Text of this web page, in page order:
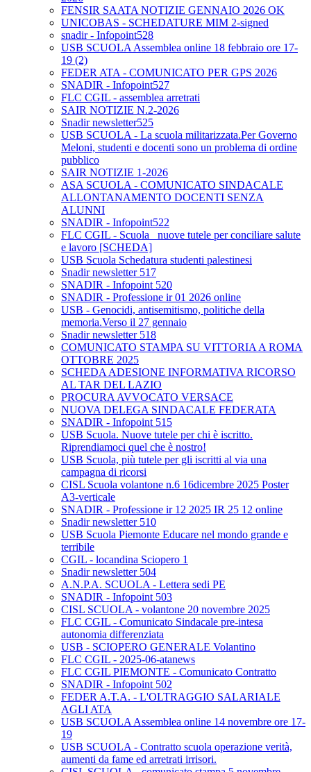
FENSIR SAATA NOTIZIE GENNAIO 2026 OK
UNICOBAS - SCHEDATURE MIM 2-signed
snadir - Infopoint528
USB SCUOLA Assemblea online 18 febbraio ore 17-
19 (2)
FEDER ATA - COMUNICATO PER GPS 2026
SNADIR - Infopoint527
FLC CGIL - assemblea arretrati
SAIR NOTIZIE N.2-2026
Snadir newsletter525
USB SCUOLA - La scuola militarizzata.Per Governo
Meloni, studenti e docenti sono un problema di ordine
pubblico
SAIR NOTIZIE 1-2026
ASA SCUOLA - COMUNICATO SINDACALE
ALLONTANAMENTO DOCENTI SENZA
ALUNNI
SNADIR - Infopoint522
FLC CGIL - Scuola_ nuove tutele per conciliare salute
e lavoro [SCHEDA]
USB Scuola Schedatura studenti palestinesi
Snadir newsletter 517
SNADIR - Infopoint 520
SNADIR - Professione ir 01 2026 online
USB - Genocidi, antisemitismo, politiche della
memoria.Verso il 27 gennaio
Snadir newsletter 518
COMUNICATO STAMPA SU VITTORIA A ROMA
OTTOBRE 2025
SCHEDA ADESIONE INFORMATIVA RICORSO
AL TAR DEL LAZIO
PROCURA AVVOCATO VERSACE
NUOVA DELEGA SINDACALE FEDERATA
SNADIR - Infopoint 515
USB Scuola. Nuove tutele per chi è iscritto.
Riprendiamoci quel che è nostro!
USB Scuola, più tutele per gli iscritti al via una
campagna di ricorsi
CISL Scuola volantone n.6 16dicembre 2025 Poster
A3-verticale
SNADIR - Professione ir 12 2025 IR 25 12 online
Snadir newsletter 510
USB Scuola Piemonte Educare nel mondo grande e
terribile
CGIL - locandina Sciopero 1
Snadir newsletter 504
A.N.P.A. SCUOLA - Lettera sedi PE
SNADIR - Infopoint 503
CISL SCUOLA - volantone 20 novembre 2025
FLC CGIL - Comunicato Sindacale pre-intesa
autonomia differenziata
USB - SCIOPERO GENERALE Volantino
FLC CGIL - 2025-06-atanews
FLC CGIL PIEMONTE - Comunicato Contratto
SNADIR - Infopoint 502
FEDER A.T.A. - L'OLTRAGGIO SALARIALE
AGLI ATA
USB SCUOLA Assemblea online 14 novembre ore 17-
19
USB SCUOLA - Contratto scuola operazione verità,
aumenti da fame ed arretrati irrisori.